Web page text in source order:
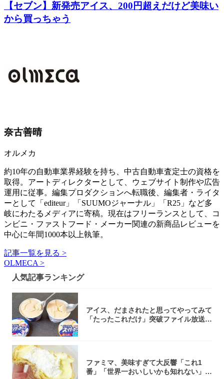
【セブン】新発売アイス、200円超えだけど美味い
から買っちゃう
奈古善晴
オルメカ
約10年の自動車業界経験を持ち、中古自動車査定士の資格を
取得。アートディレクターとして、ウェブサイト制作や広告
運用に従事。編集プロダクションへ転職後、編集者・ライタ
ーとして「editeur」「SUUMOジャーナル」「R25」など多
岐にわたるメディアに寄稿。現在はフリーランスとして、コ
ンビニ・ファストフード・メーカー関連の新商品レビューを
中心に年間1000本以上執筆。
記事一覧を見る >
OLMECA >
人気記事ランキング
アイス、だまされたと思ってやってみて
「たったこれだけ」突破ファイル放送で
ファミマ、美味すぎて大反響「これ1
番」「世界一おいしいかも知れない」